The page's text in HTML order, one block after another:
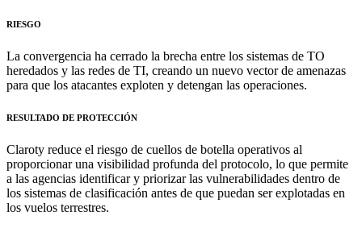
RIESGO
La convergencia ha cerrado la brecha entre los sistemas de TO
heredados y las redes de TI, creando un nuevo vector de amenazas
para que los atacantes exploten y detengan las operaciones.
RESULTADO DE PROTECCIÓN
Claroty reduce el riesgo de cuellos de botella operativos al
proporcionar una visibilidad profunda del protocolo, lo que permite
a las agencias identificar y priorizar las vulnerabilidades dentro de
los sistemas de clasificación antes de que puedan ser explotadas en
los vuelos terrestres.